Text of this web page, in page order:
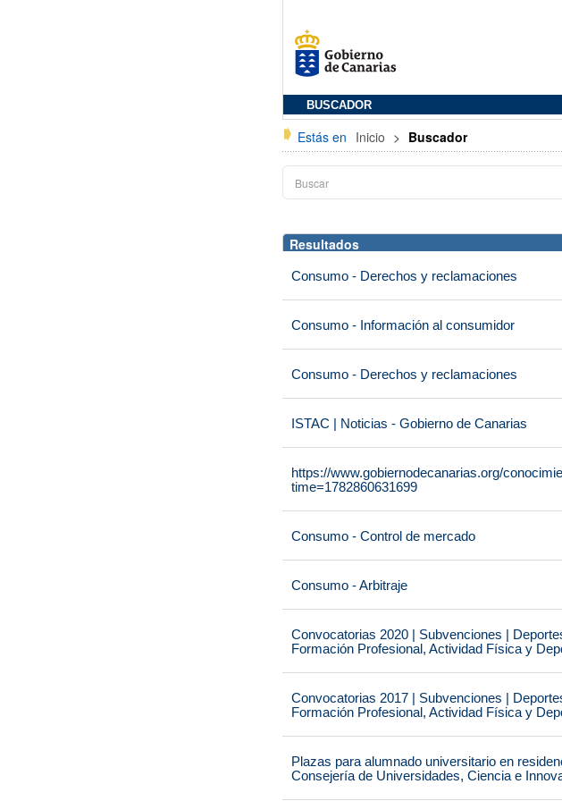
BUSCADOR
Estás en Inicio > Buscador
Resultados
Consumo - Derechos y reclamaciones
Consumo - Información al consumidor
Consumo - Derechos y reclamaciones
ISTAC | Noticias - Gobierno de Canarias
https://www.gobiernodecanarias.org/
time=1782860631699
Consumo - Control de mercado
Consumo - Arbitraje
Convocatorias 2020 | Subvenciones |
Formación Profesional, Actividad Física y
Convocatorias 2017 | Subvenciones |
Formación Profesional, Actividad Física y
Plazas para alumnado universitario en
Consejería de Universidades, Ciencia e